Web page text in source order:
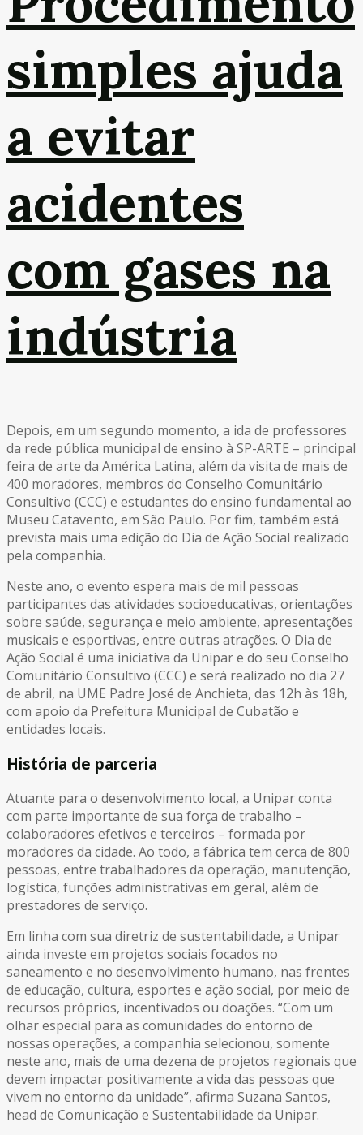
simples ajuda
a evitar
acidentes
com gases na
indústria
Depois, em um segundo momento, a ida de professores
da rede pública municipal de ensino à SP-ARTE – principal
feira de arte da América Latina, além da visita de mais de
400 moradores, membros do Conselho Comunitário
Consultivo (CCC) e estudantes do ensino fundamental ao
Museu Catavento, em São Paulo. Por fim, também está
prevista mais uma edição do Dia de Ação Social realizado
pela companhia.
Neste ano, o evento espera mais de mil pessoas
participantes das atividades socioeducativas, orientações
sobre saúde, segurança e meio ambiente, apresentações
musicais e esportivas, entre outras atrações. O Dia de
Ação Social é uma iniciativa da Unipar e do seu Conselho
Comunitário Consultivo (CCC) e será realizado no dia 27
de abril, na UME Padre José de Anchieta, das 12h às 18h,
com apoio da Prefeitura Municipal de Cubatão e
entidades locais.
História de parceria
Atuante para o desenvolvimento local, a Unipar conta
com parte importante de sua força de trabalho –
colaboradores efetivos e terceiros – formada por
moradores da cidade. Ao todo, a fábrica tem cerca de 800
pessoas, entre trabalhadores da operação, manutenção,
logística, funções administrativas em geral, além de
prestadores de serviço.
Em linha com sua diretriz de sustentabilidade, a Unipar
ainda investe em projetos sociais focados no
saneamento e no desenvolvimento humano, nas frentes
de educação, cultura, esportes e ação social, por meio de
recursos próprios, incentivados ou doações. “Com um
olhar especial para as comunidades do entorno de
nossas operações, a companhia selecionou, somente
neste ano, mais de uma dezena de projetos regionais que
devem impactar positivamente a vida das pessoas que
vivem no entorno da unidade”, afirma Suzana Santos,
head de Comunicação e Sustentabilidade da Unipar.